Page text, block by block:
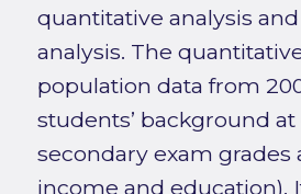
quantitative analysis
analysis. The
population data from
students’ background
secondary exam grades
income and education).